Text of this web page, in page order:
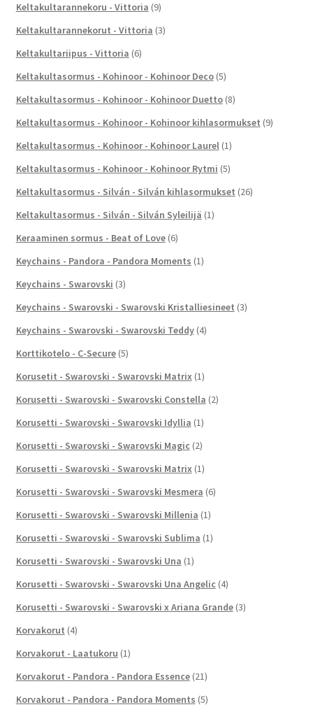
Keltakultarannekoru - Vittoria (9)
Keltakultarannekorut - Vittoria (3)
Keltakultariipus - Vittoria (6)
Keltakultasormus - Kohinoor - Kohinoor Deco (5)
Keltakultasormus - Kohinoor - Kohinoor Duetto (8)
Keltakultasormus - Kohinoor - Kohinoor kihlasormukset (9)
Keltakultasormus - Kohinoor - Kohinoor Laurel (1)
Keltakultasormus - Kohinoor - Kohinoor Rytmi (5)
Keltakultasormus - Silván - Silván kihlasormukset (26)
Keltakultasormus - Silván - Silván Syleilijä (1)
Keraaminen sormus - Beat of Love (6)
Keychains - Pandora - Pandora Moments (1)
Keychains - Swarovski (3)
Keychains - Swarovski - Swarovski Kristalliesineet (3)
Keychains - Swarovski - Swarovski Teddy (4)
Korttikotelo - C-Secure (5)
Korusetit - Swarovski - Swarovski Matrix (1)
Korusetti - Swarovski - Swarovski Constella (2)
Korusetti - Swarovski - Swarovski Idyllia (1)
Korusetti - Swarovski - Swarovski Magic (2)
Korusetti - Swarovski - Swarovski Matrix (1)
Korusetti - Swarovski - Swarovski Mesmera (6)
Korusetti - Swarovski - Swarovski Millenia (1)
Korusetti - Swarovski - Swarovski Sublima (1)
Korusetti - Swarovski - Swarovski Una (1)
Korusetti - Swarovski - Swarovski Una Angelic (4)
Korusetti - Swarovski - Swarovski x Ariana Grande (3)
Korvakorut (4)
Korvakorut - Laatukoru (1)
Korvakorut - Pandora - Pandora Essence (21)
Korvakorut - Pandora - Pandora Moments (5)